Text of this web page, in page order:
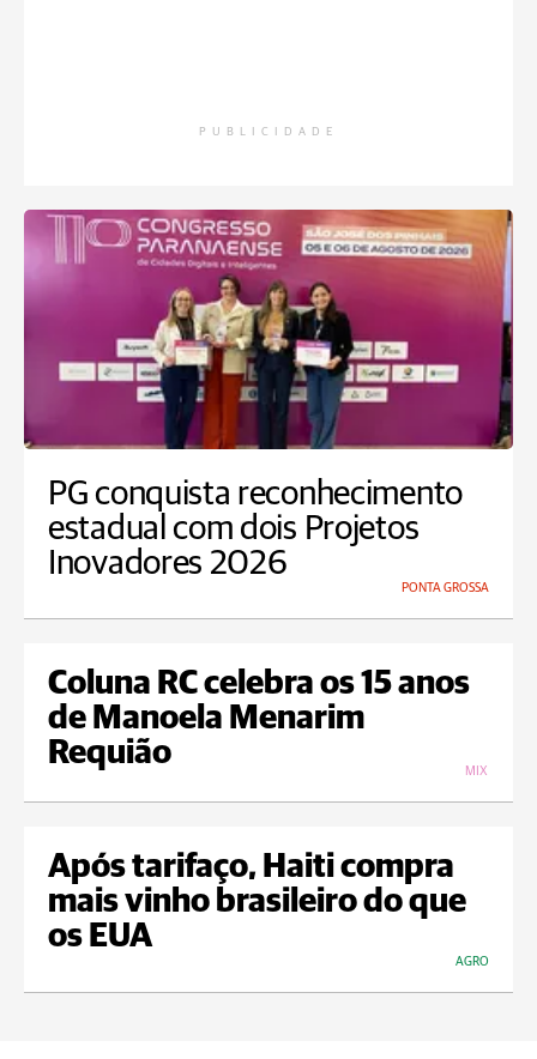
PUBLICIDADE
PG conquista reconhecimento
estadual com dois Projetos
Inovadores 2026
PONTA GROSSA
Coluna RC celebra os 15 anos
de Manoela Menarim
Requião
MIX
Após tarifaço, Haiti compra
mais vinho brasileiro do que
os EUA
AGRO